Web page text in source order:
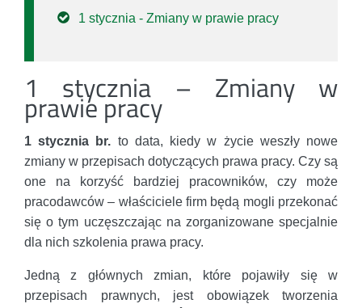
1 stycznia - Zmiany w prawie pracy
1 stycznia – Zmiany w
prawie pracy
1 stycznia br. to data, kiedy w życie weszły nowe
zmiany w przepisach dotyczących prawa pracy. Czy są
one na korzyść bardziej pracowników, czy może
pracodawców – właściciele firm będą mogli przekonać
się o tym uczęszczając na zorganizowane specjalnie
dla nich szkolenia prawa pracy.
Jedną z głównych zmian, które pojawiły się w
przepisach prawnych, jest obowiązek tworzenia